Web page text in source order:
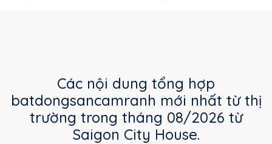
Các nội dung tổng hợp
batdongsancamranh mới nhất từ thị
trường trong tháng 08/2026 từ
Saigon City House.